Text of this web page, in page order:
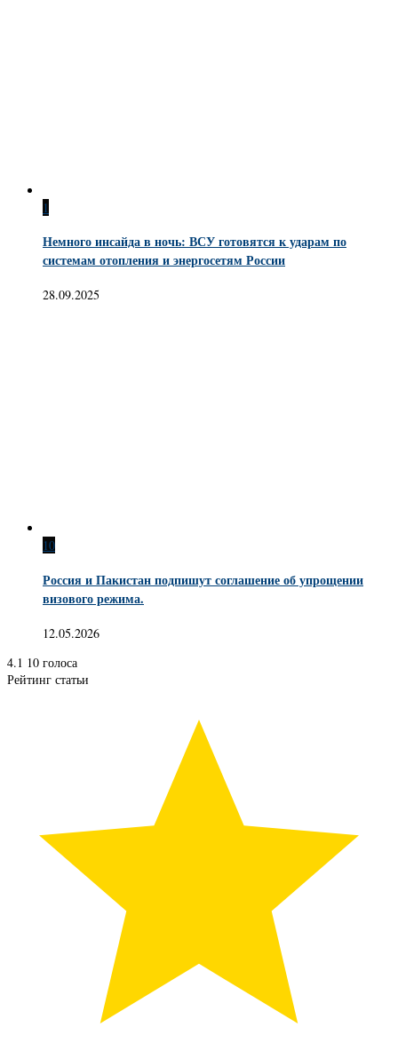
1
Немного инсайда в ночь: ВСУ готовятся к ударам по
системам отопления и энергосетям России
28.09.2025
10
Россия и Пакистан подпишут соглашение об упрощении
визового режима.
12.05.2026
4.1 10 голоса
Рейтинг статьи